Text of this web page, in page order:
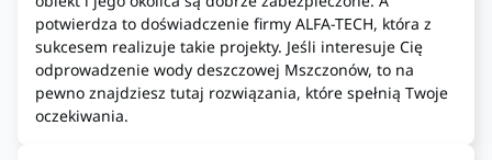
potwierdza to doświadczenie firmy ALFA-TECH, która z
sukcesem realizuje takie projekty. Jeśli interesuje Cię
odprowadzenie wody deszczowej Mszczonów, to na
pewno znajdziesz tutaj rozwiązania, które spełnią Twoje
oczekiwania.